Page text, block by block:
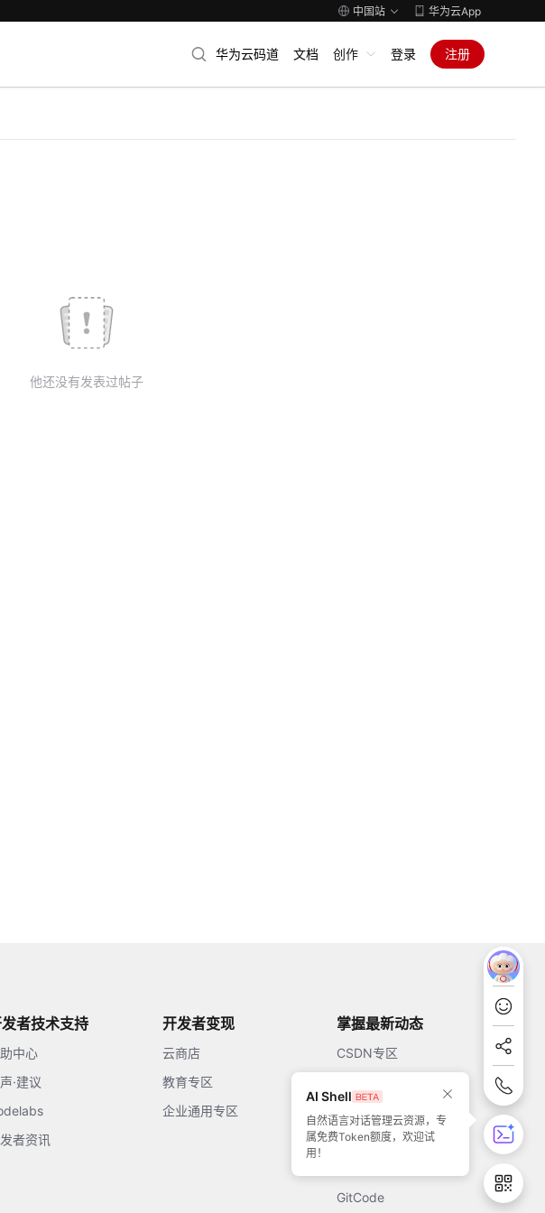
中国站 华为云App
华为云码道 文档 创作 登录 注册
他还没有发表过帖子
者技术支持
中心
·建议
者资讯
开发者变现
云商店
教育专区
企业通用专区
掌握最新动态
CSDN专区
51CTO
GitCode
AI Shell
自然语言对话管理云资源，专
属免费Token额度，欢迎试
用！